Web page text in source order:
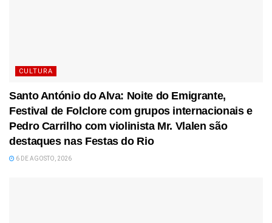
CULTURA
Santo António do Alva: Noite do Emigrante,
Festival de Folclore com grupos internacionais e
Pedro Carrilho com violinista Mr. Vlalen são
destaques nas Festas do Rio
6 DE AGOSTO, 2026